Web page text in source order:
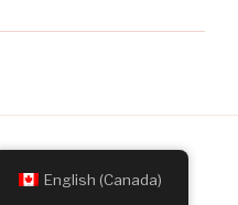
English (Canada)